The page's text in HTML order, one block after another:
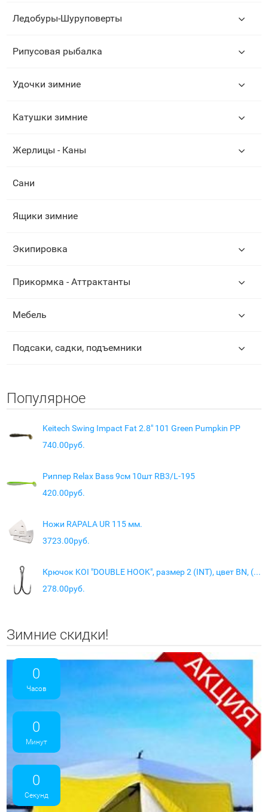
Ледобуры-Шуруповерты
Рипусовая рыбалка
Удочки зимние
Катушки зимние
Жерлицы - Каны
Сани
Ящики зимние
Экипировка
Прикормка - Аттрактанты
Мебель
Подсаки, садки, подъемники
Популярное
Keitech Swing Impact Fat 2.8" 101 Green Pumpkin PP
740.00руб.
Риппер Relax Bass 9см 10шт RB3/L-195
420.00руб.
Ножи RAPALA UR 115 мм.
3723.00руб.
Крючок KOI "DOUBLE HOOK", размер 2 (INT), цвет BN, (10 шт.)
278.00руб.
Зимние скидки!
0
Часов
0
Минут
0
Секунд